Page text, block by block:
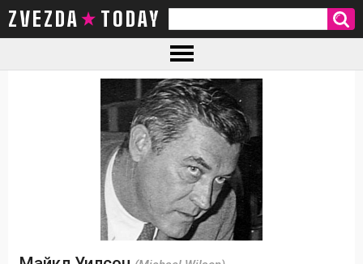
ZVEZDA TODAY